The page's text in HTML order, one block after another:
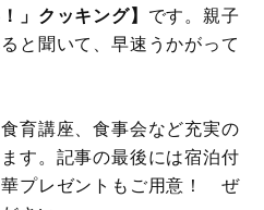
」クッキング】 です。親子
と聞いて、早速うかがって
育講座、食事会など充実の
す。記事の最後には宿泊付
プレゼントもご用意！ ぜ